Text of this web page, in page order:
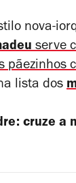
nova-
serve
pãezinhos
lista dos
cruze a